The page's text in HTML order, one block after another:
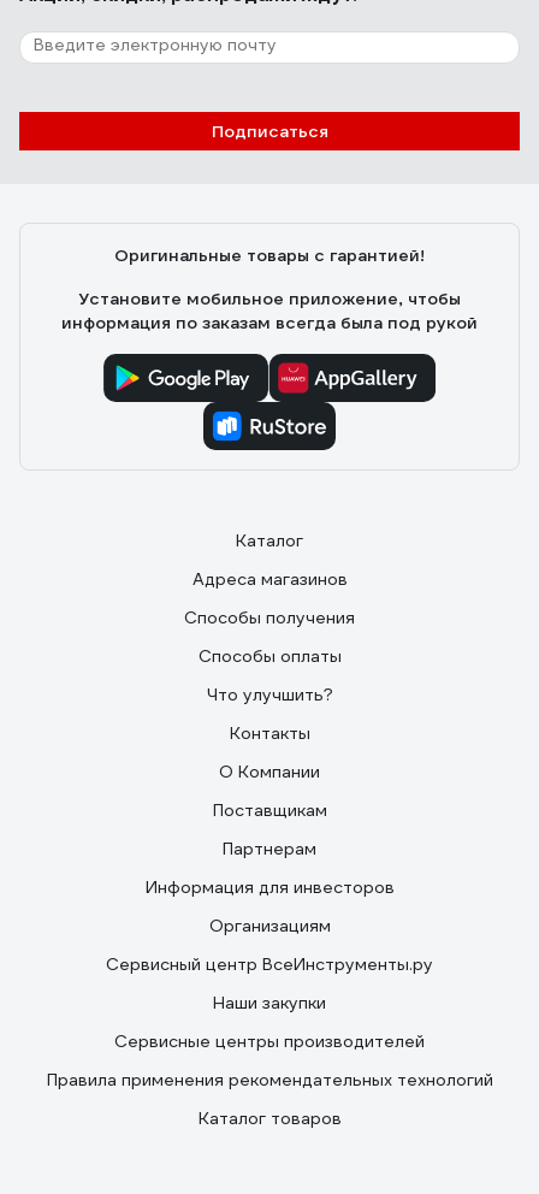
102 отзыва
Отзыв о BaumAuto BM-30311157(18454)
Подписаться
Оригинальные товары с гарантией!
Установите мобильное приложение, чтобы
информация по заказам всегда была под рукой
Каталог
Адреса магазинов
Способы получения
Способы оплаты
Что улучшить?
Контакты
О Компании
Поставщикам
Партнерам
Информация для инвесторов
Организациям
Сервисный центр ВсеИнструменты.ру
Наши закупки
Сервисные центры производителей
Правила применения рекомендательных технологий
Каталог товаров